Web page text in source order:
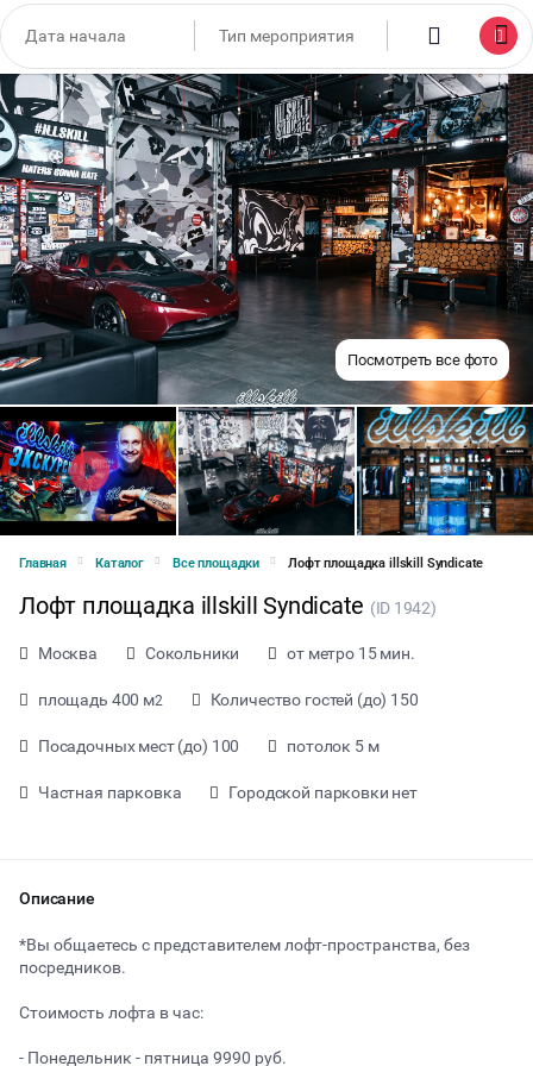
Посмотреть все фото
Главная Каталог Все площадки Лофт площадка illskill Syndicate
Лофт площадка illskill Syndicate (ID 1942)
Москва Сокольники от метро 15 мин.
площадь 400 м2 Количество гостей (до) 150
Посадочных мест (до) 100 потолок 5 м
Частная парковка Городской парковки нет
Описание
*Вы общаетесь с представителем лофт-пространства, без
посредников.
Стоимость лофта в час:
- Понедельник - пятница 9990 руб.
Тип мероприятия